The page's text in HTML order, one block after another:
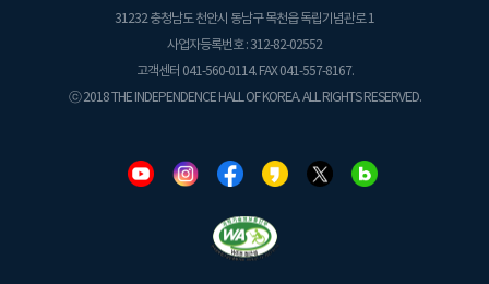
31232 충청남도 천안시 동남구 목천읍 독립기념관로 1
사업자등록번호 : 312-82-02552
고객센터 041-560-0114. FAX 041-557-8167.
ⓒ 2018 THE INDEPENDENCE HALL OF KOREA. ALL RIGHTS RESERVED.